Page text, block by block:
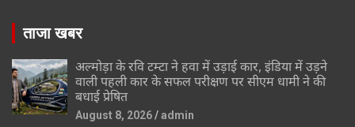
ताजा खबर
अल्मोड़ा के रवि टम्टा ने हवा में उड़ाई कार, इंडिया में उड़ने
वाली पहली कार के सफल परीक्षण पर सीएम धामी ने की
बधाई प्रेषित
August 8, 2026 admin